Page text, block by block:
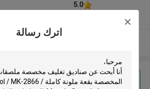
اترك رسالة
5.0
احصل على افضل